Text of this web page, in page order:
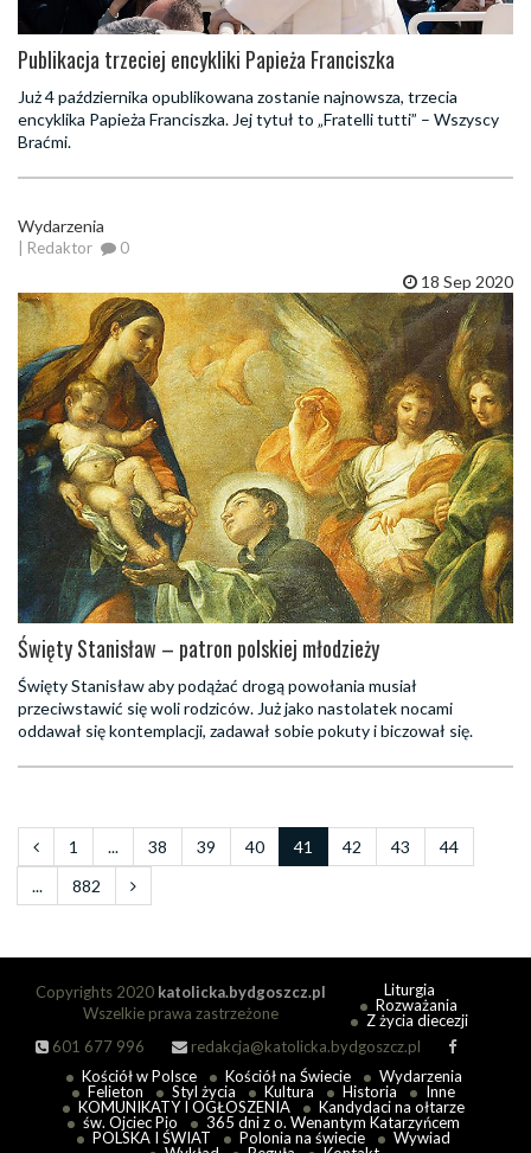
Publikacja trzeciej encykliki Papieża Franciszka
Już 4 października opublikowana zostanie najnowsza, trzecia
encyklika Papieża Franciszka. Jej tytuł to „Fratelli tutti” – Wszyscy
Braćmi.
Wydarzenia
| Redaktor 0
18 Sep 2020
Święty Stanisław – patron polskiej młodzieży
Święty Stanisław aby podążać drogą powołania musiał
przeciwstawić się woli rodziców. Już jako nastolatek nocami
oddawał się kontemplacji, zadawał sobie pokuty i biczował się.
1 ... 38 39 40 41 42 43
44
...
882
Copyrights 2020 katolicka.bydgoszcz.pl
Wszelkie prawa zastrzeżone
601 677 996
redakcja@katolicka.bydgoszcz.pl
Liturgia
Rozważania
Z życia diecezji
Kościół w Polsce Kościół na Świecie
Wydarzenia
Felieton
Styl życia Kultura Historia
Inne
KOMUNIKATY I OGŁOSZENIA
Kandydaci na ołtarze
św. Ojciec Pio
365 dni z o. Wenantym Katarzyńcem
POLSKA I ŚWIAT
Polonia na świecie
Wywiad